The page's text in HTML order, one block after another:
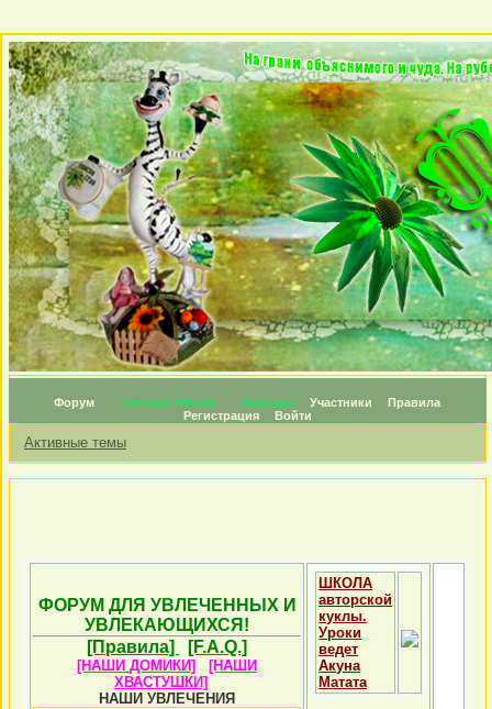
Форум Личные топики Награды Участники
Правила
Регистрация
Войти
Активные темы
ФОРУМ ДЛЯ УВЛЕЧЕННЫХ И
УВЛЕКАЮЩИХСЯ!
[Правила]
[F.A.Q.]
[НАШИ ДОМИКИ]
[НАШИ
ХВАСТУШКИ]
НАШИ УВЛЕЧЕНИЯ
ШКОЛА
авторской
куклы.
Уроки
ведет
Акуна
Матата